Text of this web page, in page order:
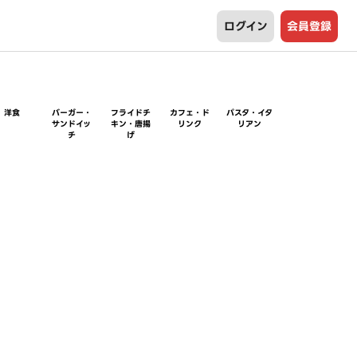
ログイン 会員登録
洋食
バーガー・
サンドイッ
チ
フライドチ
キン・唐揚
げ
カフェ・ド
リンク
パスタ・イタ
リアン